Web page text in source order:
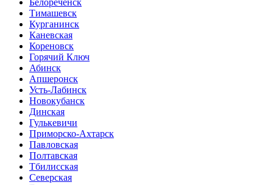
Тимашевск
Курганинск
Каневская
Кореновск
Горячий Ключ
Абинск
Апшеронск
Усть-Лабинск
Новокубанск
Динская
Гулькевичи
Приморско-Ахтарск
Павловская
Полтавская
Тбилисская
Северская